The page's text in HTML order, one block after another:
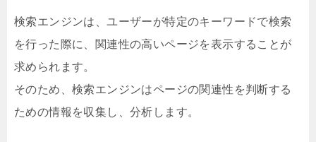
検索エンジンは、ユーザーが特定のキーワードで検索
を行った際に、関連性の高いページを表示することが
求められます。
そのため、検索エンジンはページの関連性を判断する
ための情報を収集し、分析します。